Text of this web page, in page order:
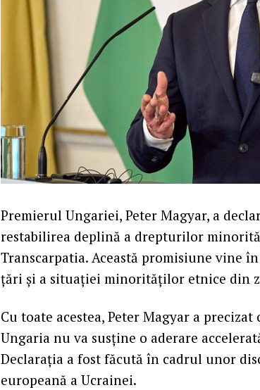
Premierul Ungariei, Peter Magyar, a
restabilirea deplină a drepturilor
Transcarpatia. Această promisiune vine
țări și a situației minorităților etnice din
Cu toate acestea, Peter Magyar a
Ungaria nu va susține o aderare
Declarația a fost făcută în cadrul unor
europeană a Ucrainei.